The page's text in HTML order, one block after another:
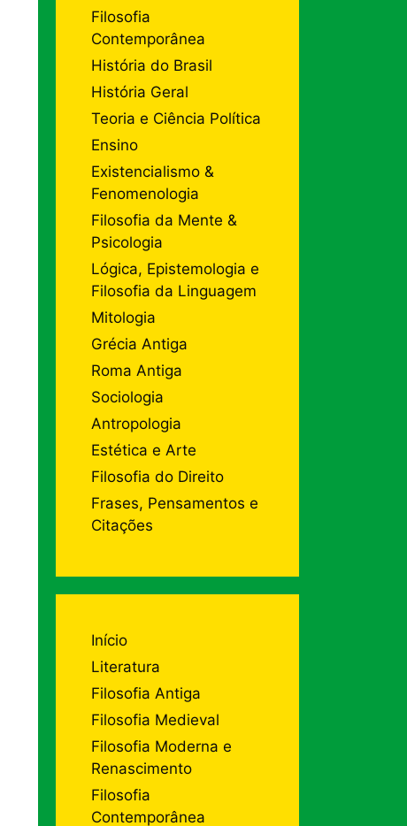
Filosofia
Contemporânea
História do Brasil
História Geral
Teoria e Ciência Política
Ensino
Existencialismo &
Fenomenologia
Filosofia da Mente &
Psicologia
Lógica, Epistemologia e
Filosofia da Linguagem
Mitologia
Grécia Antiga
Roma Antiga
Sociologia
Antropologia
Estética e Arte
Filosofia do Direito
Frases, Pensamentos e
Citações
Início
Literatura
Filosofia Antiga
Filosofia Medieval
Filosofia Moderna e
Renascimento
Filosofia
Contemporânea